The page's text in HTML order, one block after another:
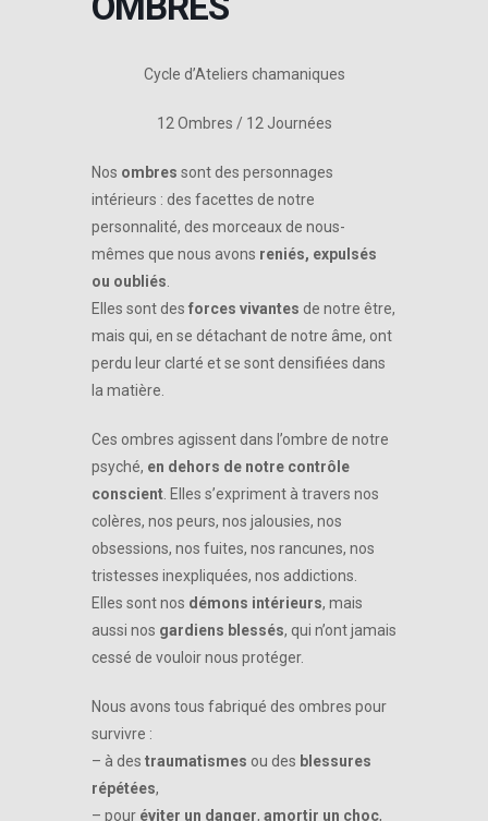
Cycle d’Ateliers chamaniques
12 Ombres / 12 Journées
Nos ombres sont des personnages
intérieurs : des facettes de notre
personnalité, des morceaux de nous-
mêmes que nous avons reniés, expulsés
ou oubliés
Elles sont des forces vivantes de notre être,
mais qui, en se détachant de notre âme, ont
perdu leur clarté et se sont densifiées dans
la matière.
Ces ombres agissent dans l’ombre de notre
psyché, en dehors de notre contrôle
conscient . Elles s’expriment à travers nos
colères, nos peurs, nos jalousies, nos
obsessions, nos fuites, nos rancunes, nos
tristesses inexpliquées, nos addictions.
Elles sont nos démons intérieurs, mais
aussi nos gardiens blessés, qui n’ont jamais
cessé de vouloir nous protéger.
Nous avons tous fabriqué des ombres pour
survivre :
– à des traumatismes ou des blessures
répétées,
– pour éviter un danger, amortir un choc,